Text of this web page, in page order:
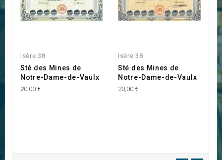
Isère 38
Sté des Mines de
Notre-Dame-de-Vaulx
20,00 €
Isère 38
Sté des Mines de
Notre-Dame-de-Vaulx
20,00 €